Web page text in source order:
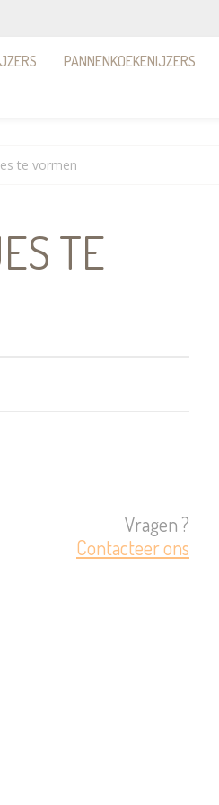
PANNENKOEKENIJZERS
te vormen
TE
Vragen ?
Contacteer ons